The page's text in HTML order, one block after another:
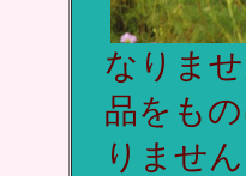
なりま
品をも
りません